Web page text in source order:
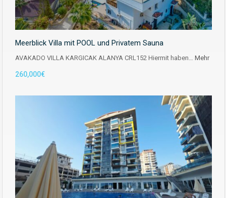
Meerblick Villa mit POOL und Privatem Sauna
AVAKADO VILLA KARGICAK ALANYA CRL152 Hiermit haben… Mehr
260,000€